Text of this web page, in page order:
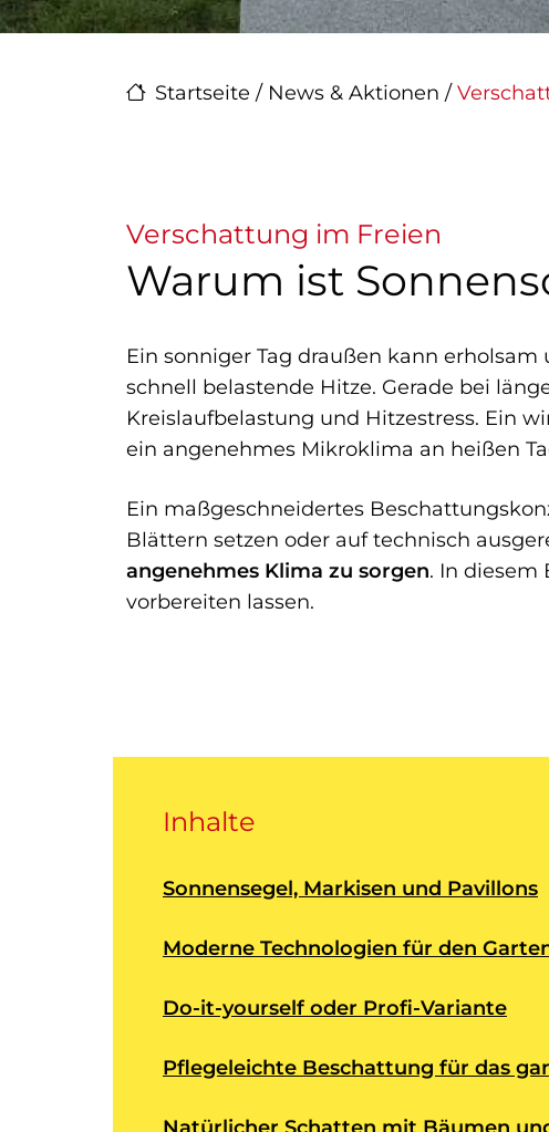
Startseite / News & Aktionen /
Verschattung im Freien
Warum ist
Ein sonniger Tag draußen kann
schnell belastende Hitze. Gerade bei
Kreislaufbelastung und Hitzestress. Ein
ein angenehmes Mikroklima an heißen
Ein maßgeschneidertes
Blättern setzen oder auf technisch
angenehmes Klima zu sorgen. In diesem
vorbereiten lassen.
Inhalte
Sonnensegel, Markisen und Pavillons
Moderne Technologien für den
Do-it-yourself oder Profi-Variante
Pflegeleichte Beschattung für das